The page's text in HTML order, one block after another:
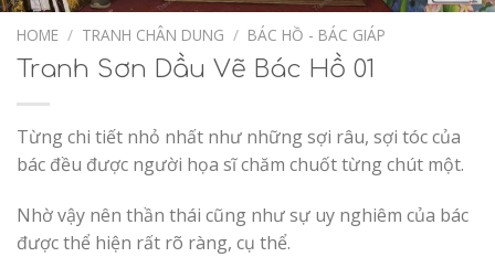
Add to
HOME / TRANH CHÂN DUNG / BÁC HỒ - BÁC GIÁP
Tranh Sơn Dầu Vẽ Bác Hồ 01
Từng chi tiết nhỏ nhất như những sợi râu, sợi tóc của
bác đều được người họa sĩ chăm chuốt từng chút một.
Nhờ vậy nên thần thái cũng như sự uy nghiêm của bác
được thể hiện rất rõ ràng, cụ thể.